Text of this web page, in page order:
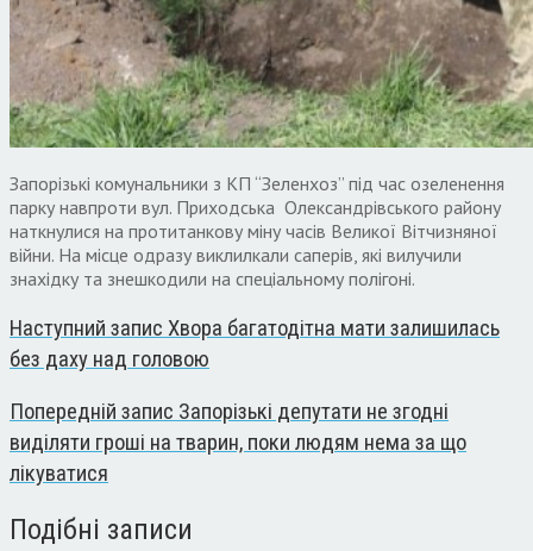
Запорізькі комунальники з КП “Зеленхоз” під час озеленення
парку навпроти вул. Приходська Олександрівського району
наткнулися на протитанкову міну часів Великої Вітчизняної
війни. На місце одразу виклилкали саперів, які вилучили
знахідку та знешкодили на спеціальному полігоні.
Наступний запис Хвора багатодітна мати залишилась
без даху над головою
Попередній запис Запорізькі депутати не згодні
виділяти гроші на тварин, поки людям нема за що
лікуватися
Подібні записи